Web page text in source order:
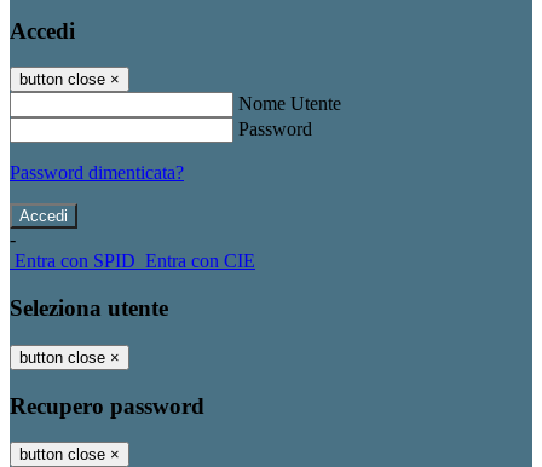
Accedi
button close ×
Nome Utente
Password
Password dimenticata?
-
Entra con SPID Entra con CIE
Seleziona utente
button close ×
Recupero password
button close ×